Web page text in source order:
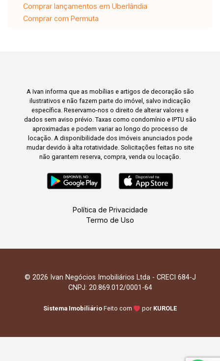
Comprar lançamentos em Uberlândia
Comprar com Permuta
A Ivan informa que as mobílias e artigos de decoração são
ilustrativos e não fazem parte do imóvel, salvo indicação
específica. Reservamo-nos o direito de alterar valores e
dados sem aviso prévio. Taxas como condomínio e IPTU são
aproximadas e podem variar ao longo do processo de
locação. A disponibilidade dos imóveis anunciados pode
mudar devido à alta rotatividade. Solicitações feitas no site
não garantem reserva, compra, venda ou locação.
Política de Privacidade
Termo de Uso
© 2026 Ivan Negócios Imobiliários Ltda - CRECI 684-J
CNPJ: 20.869.012/0001-64
Sistema Imobiliário Feito com por KUROLE